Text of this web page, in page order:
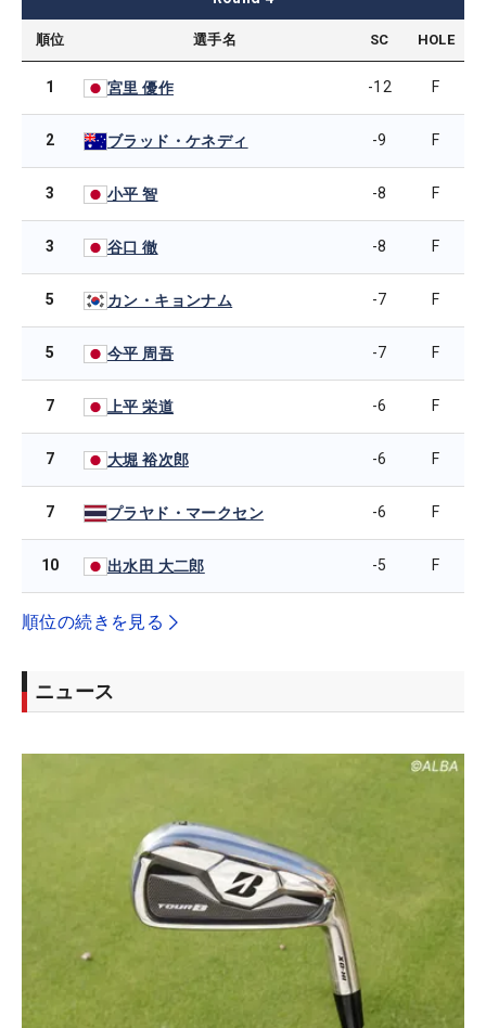
順位 選手名 SC HOLE
1 宮里 優作 -12 F
2 ブラッド・ケネディ -9 F
3 小平 智 -8 F
3 谷口 徹 -8 F
5 カン・キョンナム -7 F
5 今平 周吾 -7 F
7 上平 栄道 -6 F
7 大堀 裕次郎 -6 F
7 プラヤド・マークセン -6 F
10 出水田 大二郎 -5 F
順位の続きを見る
ニュース